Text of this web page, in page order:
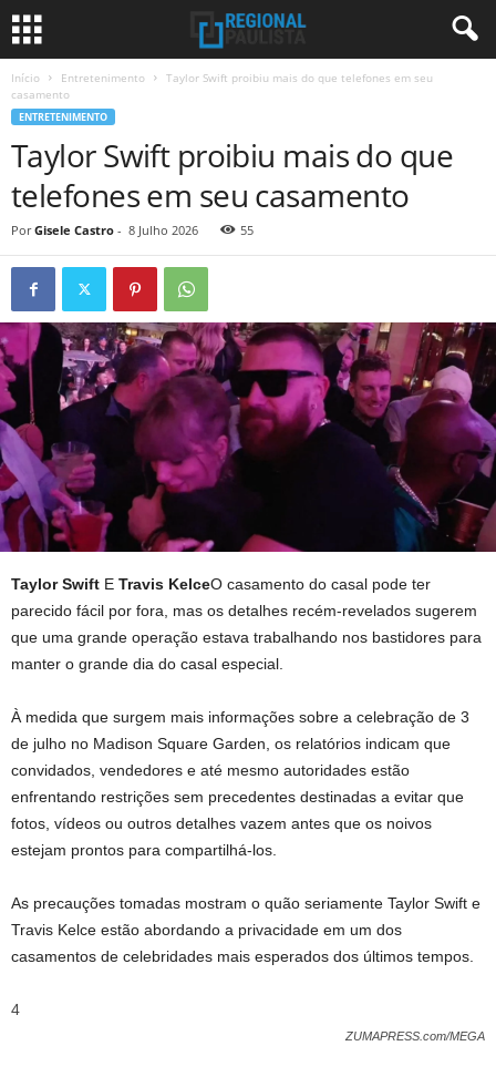
Início Entretenimento
Taylor Swift proibiu mais do que telefones em seu
casamento
ENTRETENIMENTO
Taylor Swift proibiu mais do que
telefones em seu casamento
Por Gisele Castro - 8 Julho 2026 55
Taylor Swift E Travis KelceO casamento do casal pode ter
parecido fácil por fora, mas os detalhes recém-revelados sugerem
que uma grande operação estava trabalhando nos bastidores para
manter o grande dia do casal especial.
À medida que surgem mais informações sobre a celebração de 3
de julho no Madison Square Garden, os relatórios indicam que
convidados, vendedores e até mesmo autoridades estão
enfrentando restrições sem precedentes destinadas a evitar que
fotos, vídeos ou outros detalhes vazem antes que os noivos
estejam prontos para compartilhá-los.
As precauções tomadas mostram o quão seriamente Taylor Swift e
Travis Kelce estão abordando a privacidade em um dos
casamentos de celebridades mais esperados dos últimos tempos.
4
ZUMAPRESS.com/MEGA